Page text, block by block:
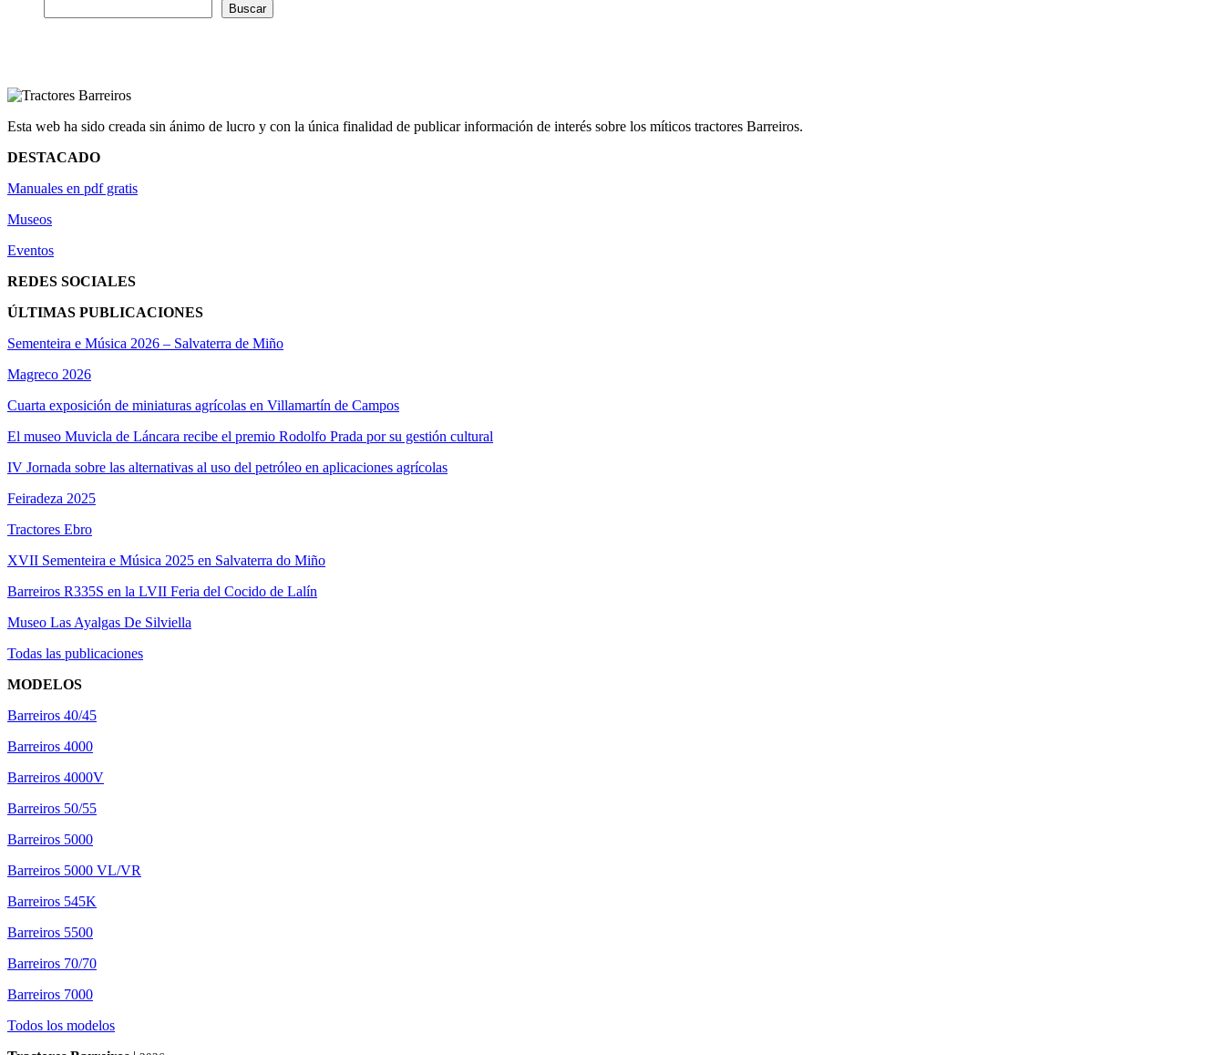
Buscar
Esta web ha sido creada sin ánimo de lucro y con la única finalidad de publicar información de interés sobre los míticos tractores Barreiros.
DESTACADO
Manuales en pdf gratis
Museos
Eventos
REDES SOCIALES
ÚLTIMAS PUBLICACIONES
Sementeira e Música 2026 – Salvaterra de Miño
Magreco 2026
Cuarta exposición de miniaturas agrícolas en Villamartín de Campos
El museo Muvicla de Láncara recibe el premio Rodolfo Prada por su gestión cultural
IV Jornada sobre las alternativas al uso del petróleo en aplicaciones agrícolas
Feiradeza 2025
Tractores Ebro
XVII Sementeira e Música 2025 en Salvaterra do Miño
Barreiros R335S en la LVII Feria del Cocido de Lalín
Museo Las Ayalgas De Silviella
Todas las publicaciones
MODELOS
Barreiros 40/45
Barreiros 4000
Barreiros 4000V
Barreiros 50/55
Barreiros 5000
Barreiros 5000 VL/VR
Barreiros 545K
Barreiros 5500
Barreiros 70/70
Barreiros 7000
Todos los modelos